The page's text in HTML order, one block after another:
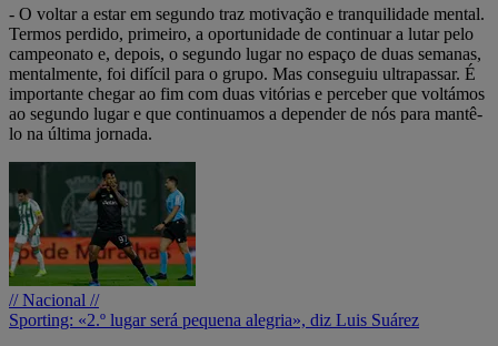
- O voltar a estar em segundo traz motivação e tranquilidade mental.
Termos perdido, primeiro, a oportunidade de continuar a lutar pelo
campeonato e, depois, o segundo lugar no espaço de duas semanas,
mentalmente, foi difícil para o grupo. Mas conseguiu ultrapassar. É
importante chegar ao fim com duas vitórias e perceber que voltámos
ao segundo lugar e que continuamos a depender de nós para mantê-
lo na última jornada.
// Nacional //
Sporting: «2.º lugar será pequena alegria», diz Luis Suárez